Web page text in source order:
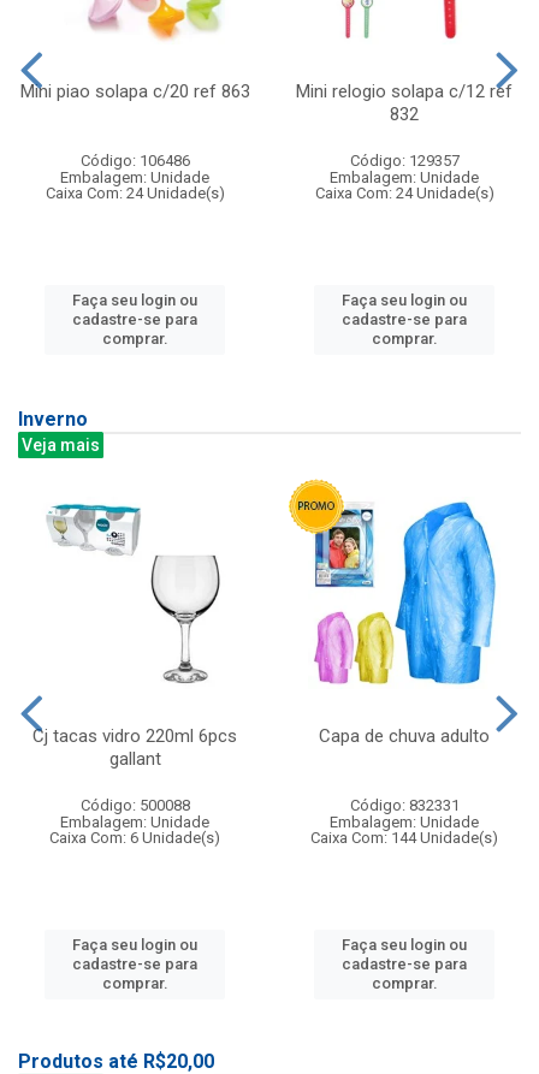
Mini piao solapa c/20 ref 863
Código: 106486
Embalagem: Unidade
Caixa Com: 24 Unidade(s)
Faça seu login ou
cadastre-se para
comprar.
Mini relogio solapa c/12 ref
832
Código: 129357
Embalagem: Unidade
Caixa Com: 24 Unidade(s)
Faça seu login ou
cadastre-se para
comprar.
Inverno
Veja mais
Cj tacas vidro 220ml 6pcs
gallant
Código: 500088
Embalagem: Unidade
Caixa Com: 6 Unidade(s)
Faça seu login ou
cadastre-se para
comprar.
Capa de chuva adulto
Código: 832331
Embalagem: Unidade
Caixa Com: 144 Unidade(s)
Faça seu login ou
cadastre-se para
comprar.
Produtos até R$20,00